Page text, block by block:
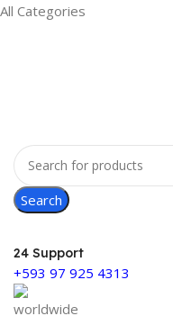
All Categories
Search
24 Support
+593 97 925 4313